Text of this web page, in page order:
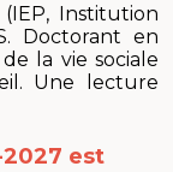
Institution
Doctorant en
la vie sociale
Une lecture
est